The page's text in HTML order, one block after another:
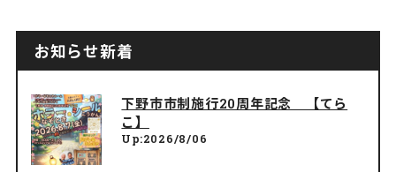
お知らせ新着
下野市市制施行20周年記念 【てら
こ】
Up:2026/8/06